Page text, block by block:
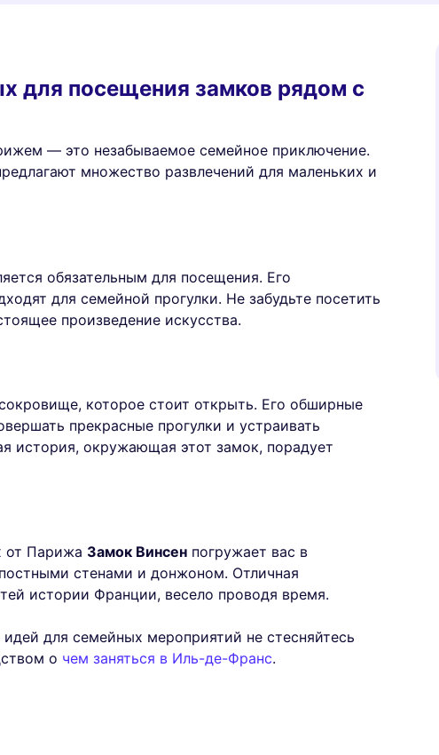
для посещения замков рядом с
— это незабываемое семейное приключение.
множество развлечений для маленьких и
обязательным для посещения. Его
для семейной прогулки. Не забудьте посетить
произведение искусства.
которое стоит открыть. Его обширные
прекрасные прогулки и устраивать
история, окружающая этот замок, порадует
от Парижа Замок Винсен погружает вас в
стенами и донжоном. Отличная
истории Франции, весело проводя время.
для семейных мероприятий не стесняйтесь
о чем заняться в Иль-де-Франс.